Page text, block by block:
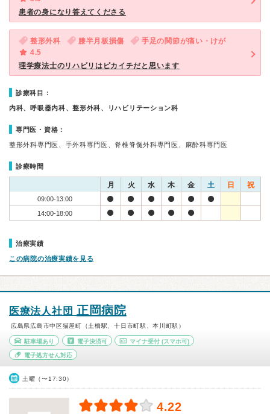
患者の身になり答えてくださる
整形外科 膝半月板損傷
手足の関節が痛い・けが
4.5
理学療法士のリハビリはピカイチだと思います
診療科目：
内科、呼吸器内科、整形外科、リハビリテーション科
専門医・資格：
整形外科専門医、手外科専門医、脊椎脊髄外科専門医、麻酔科専門医
診療時間
月 火 水 木 金 土 日 祝
09:00-13:00
14:00-18:00
治療実績
この病院の治療実績を見る
医療法人社団 正岡病院
広島県広島市中区猫屋町（土橋駅、十日市町駅、本川町駅）
駐車場あり 電子決済可 マイナ受付 (スマホ可)
電子処方せん対応
土曜（〜17:30）
4.22